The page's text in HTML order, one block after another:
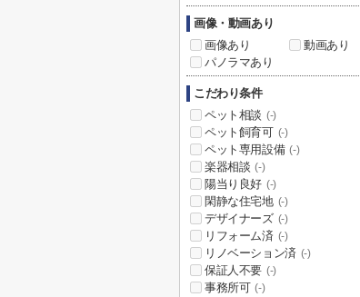
画像・動画あり
画像あり
動画あり
パノラマあり
こだわり条件
ペット相談 (-)
ペット飼育可 (-)
ペット専用設備 (-)
楽器相談 (-)
陽当り良好 (-)
閑静な住宅地 (-)
デザイナーズ (-)
リフォーム済 (-)
リノベーション済 (-)
保証人不要 (-)
事務所可 (-)